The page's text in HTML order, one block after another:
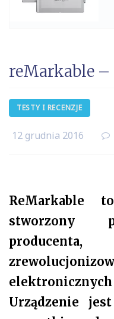
reMarkable –
TESTY I RECENZJE
12 grudnia 2016
ReMarkable
stworzony
Urządzenie